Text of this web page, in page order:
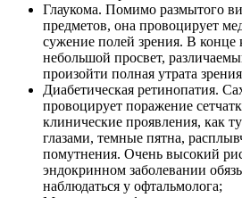
Глаукома. Помимо размытого
предметов, она провоцирует
сужение полей зрения. В конце
небольшой просвет,
произойти полная утрата
Диабетическая ретинопатия.
провоцирует поражение
клинические проявления, как
глазами, темные пятна,
помутнения. Очень высокий
эндокринном заболевании
наблюдаться у офтальмолога;